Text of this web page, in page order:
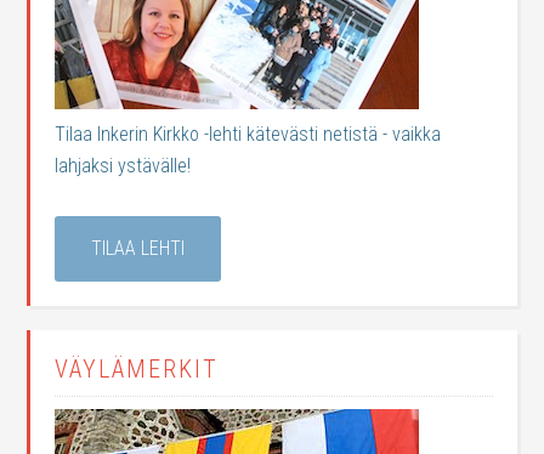
Tilaa Inkerin Kirkko -lehti kätevästi netistä - vaikka
lahjaksi ystävälle!
TILAA LEHTI
VÄYLÄMERKIT